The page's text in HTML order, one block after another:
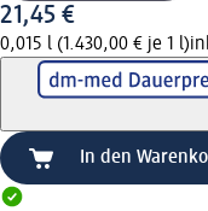
21,45 €
0,015 l (1.430,00 € je 1 l)
In den